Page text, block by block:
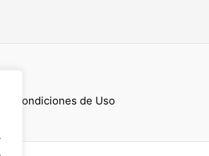
y Condiciones de Uso